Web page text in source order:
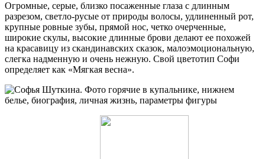
Огромные, серые, близко посаженные глаза с длинным
разрезом, светло-русые от природы волосы, удлиненный рот,
крупные ровные зубы, прямой нос, четко очерченные,
широкие скулы, высокие длинные брови делают ее похожей
на красавицу из скандинавских сказок, малоэмоциональную,
слегка надменную и очень нежную. Свой цветотип Софи
определяет как «Мягкая весна».